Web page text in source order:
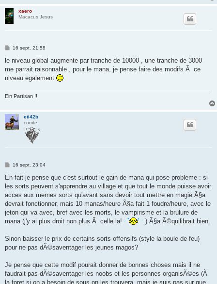
xaero
Macacus Jesus
M
s
a
g
16 sept. 21:58
le niveau global augmente par tranche de 10000 , une tranche de 3000
me parrait raisonnable , pour le mana, je pense faire des modifs Ã ce
niveau egalement
Ein Partisan !!
eti42b
comte
M
s
a
g
16 sept. 23:04
En fait je pense que c'est surtout le gain de mana qui pose probleme : si
les sorts peuvent s'apprendre au village et que tout le monde puisse avoir
acces aux memes sorts qu'avant sans devoir tout mettre en magie Ã§a
devrait fonctionner, mais 10 manas/heure Ã§a fait 1 foudre/heure, avec le
jeton qui va avec, bref avec les morts, le vampirisme et la brulure de
mana (j'y ai plus droit non plus Ã celle la!
) Ã§a Ã©quilibrait bien.
Sinon baisser le prix de certains sorts offensifs (style la boule de feu)
pour ne pas dÃ©saventager les jeunes magos?
Je pense que cette modif pourait donner de bonnes choses mais il ne
faudrait pas dÃ©saventager les noobs et les personnes organisÃ©es (Ã
la foret si on a besoin de sous on les trouvera, mais je suis pas sur que